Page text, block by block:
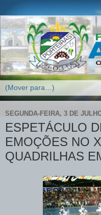
SEGUNDA-FEIRA, 3 DE
ESPETÁCULO
EMOÇÕES NO
QUADRILHAS